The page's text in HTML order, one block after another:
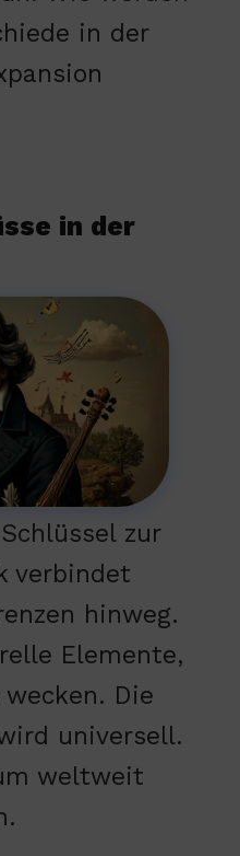
in der
in der
zur
verbindet
hinweg.
Elemente,
Die
universell.
weltweit